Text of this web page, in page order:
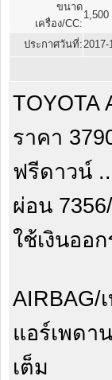
ขนาด
เครื่อง/CC:
1,500
ประกาศวันที่:2017-
TOYOTA
ราคา
ฟรีดาวน์
ผ่อน
ใช้เงินออ
AIRBAG/
แอร์เพดา
เต็ม